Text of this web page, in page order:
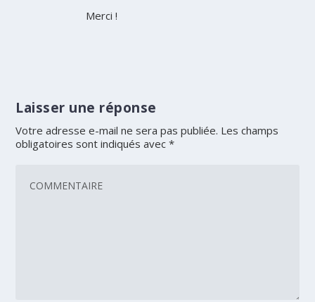
Merci !
Laisser une réponse
Votre adresse e-mail ne sera pas publiée. Les champs
obligatoires sont indiqués avec*